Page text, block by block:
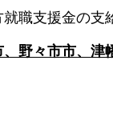
職支援金の支
野々市市、津